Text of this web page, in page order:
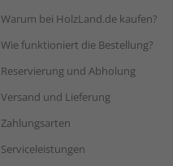
Warum bei HolzLand.de kaufen?
Wie funktioniert die Bestellung?
Reservierung und Abholung
Versand und Lieferung
Zahlungsarten
Serviceleistungen